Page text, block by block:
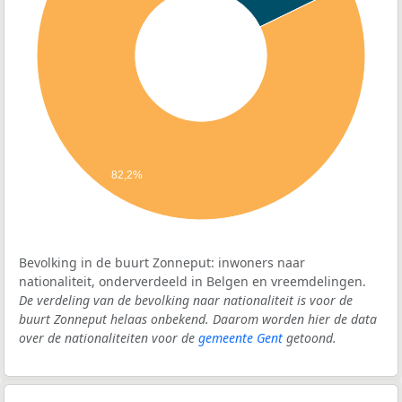
82,2%
Bevolking in de buurt Zonneput: inwoners naar
nationaliteit, onderverdeeld in Belgen en vreemdelingen.
De verdeling van de bevolking naar nationaliteit is voor de
buurt Zonneput helaas onbekend. Daarom worden hier de data
over de nationaliteiten voor de gemeente Gent getoond.